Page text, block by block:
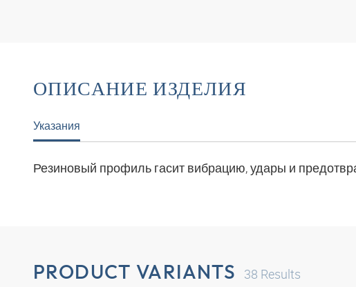
ОПИСАНИЕ ИЗДЕЛИЯ
Указания
Резиновый профиль гасит вибрацию, удары и
PRODUCT VARIANTS 38 Results